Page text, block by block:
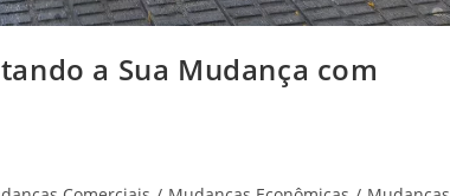
a Sua Mudança com